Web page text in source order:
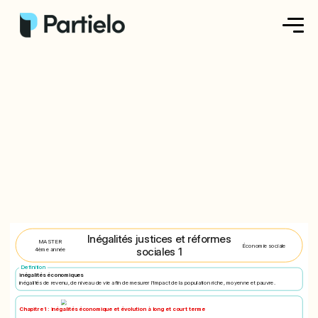
S'inscrire
MASTER
4ème année
Inégalités justices et réformes
sociales 1
Économie sociale
Definition
inégalités économiques
inégalités de revenu, de niveau de vie afin de mesurer l'impact de la population riche, moyenne et pauvre.
Chapitre 1 : inégalités économique et évolution à long et court terme